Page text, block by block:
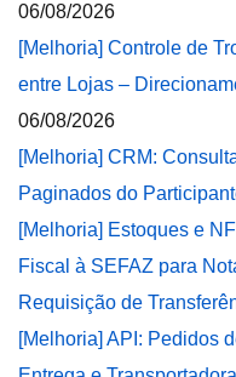
06/08/2026
[Melhoria] Controle de
entre Lojas –
06/08/2026
[Melhoria] CRM:
Paginados do
[Melhoria] Estoques e
Fiscal à SEFAZ para
Requisição de
[Melhoria] API: Pedidos